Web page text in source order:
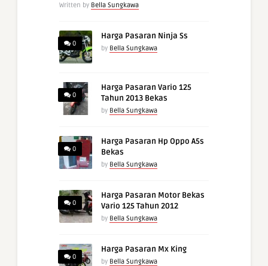
Written by Bella Sungkawa
0
Harga Pasaran Ninja Ss
by Bella Sungkawa
0
Harga Pasaran Vario 125
Tahun 2013 Bekas
by Bella Sungkawa
0
Harga Pasaran Hp Oppo A5s
Bekas
by Bella Sungkawa
0
Harga Pasaran Motor Bekas
Vario 125 Tahun 2012
by Bella Sungkawa
0
Harga Pasaran Mx King
by Bella Sungkawa